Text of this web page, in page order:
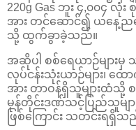
220g Gas ဘူး ၄,၀၀၄ လုံ
အား တင်ဆောင်၍ ယနေ့ည
သို့ ထွက်ခွာခဲ့သည်။
အဆိုပါ စစ်ရေယာဉ်မျာ
လုပ်ငန်းသုံးယာဉ်များ၊ ထ
အား တာဝန်ရှိသူများထံသို့ စ
မုန်တိုင်းဒဏ်သင့်ပြည်သူမျာ
ဖြစ်ကြောင်း သတင်းရရှိသ